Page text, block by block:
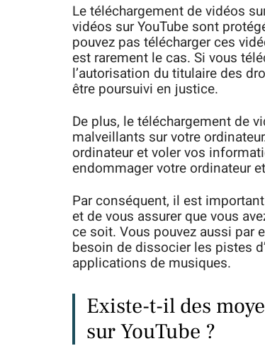
Le téléchargement de vidéos
vidéos sur YouTube sont
pouvez pas télécharger ces
est rarement le cas. Si vous
l’autorisation du titulaire des
être poursuivi en justice.
De plus, le téléchargement de
malveillants sur votre
ordinateur et voler vos
endommager votre ordinateur
Par conséquent, il est
et de vous assurer que vous
ce soit. Vous pouvez aussi par
besoin de dissocier les pistes
applications de musiques.
Existe-t-il des
sur YouTube ?